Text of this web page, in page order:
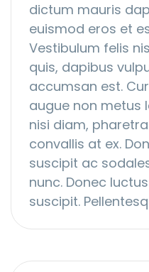
dictum mauris
euismod eros et
Vestibulum felis
quis, dapibus
accumsan est.
augue non metus
nisi diam,
convallis at ex.
suscipit ac
nunc. Donec
suscipit.